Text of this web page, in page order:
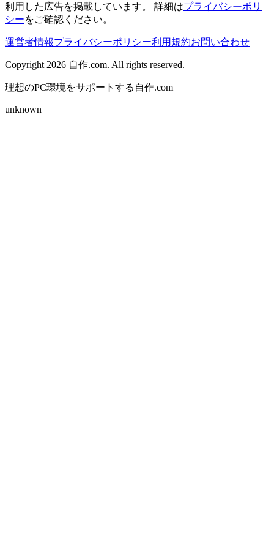
利用した広告を掲載しています。 詳細はプライバシーポリ
シーをご確認ください。
運営者情報プライバシーポリシー利用規約お問い合わせ
Copyright 2026 自作.com. All rights reserved.
理想のPC環境をサポートする自作.com
unknown